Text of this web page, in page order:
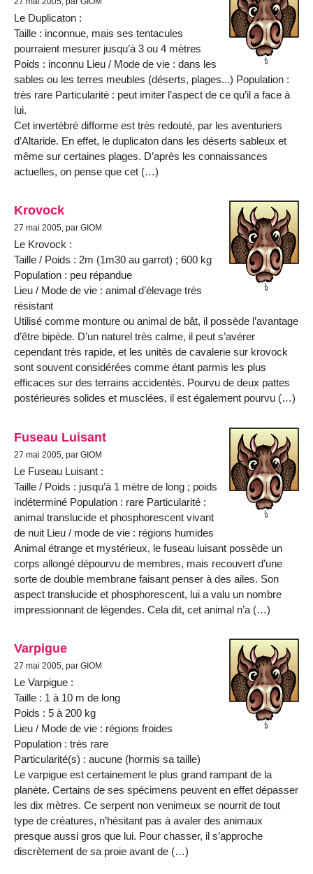
Le Duplicaton :
Taille : inconnue, mais ses tentacules
pourraient mesurer jusqu’à 3 ou 4 mètres
Poids : inconnu Lieu / Mode de vie : dans les
sables ou les terres meubles (déserts, plages...) Population :
très rare Particularité : peut imiter l’aspect de ce qu’il a face à
lui.
Cet invertébré difforme est très redouté, par les aventuriers
d’Altaride. En effet, le duplicaton dans les déserts sableux et
même sur certaines plages. D’après les connaissances
actuelles, on pense que cet (…)
Krovock
27 mai 2005, par GIOM
Le Krovock :
Taille / Poids : 2m (1m30 au garrot) ; 600 kg
Population : peu répandue
Lieu / Mode de vie : animal d’élevage très
résistant
Utilisé comme monture ou animal de bât, il possède l’avantage
d’être bipède. D’un naturel très calme, il peut s’avérer
cependant très rapide, et les unités de cavalerie sur krovock
sont souvent considérées comme étant parmis les plus
efficaces sur des terrains accidentés. Pourvu de deux pattes
postérieures solides et musclées, il est également pourvu (…)
Fuseau Luisant
27 mai 2005, par GIOM
Le Fuseau Luisant :
Taille / Poids : jusqu’à 1 mètre de long ; poids
indéterminé Population : rare Particularité :
animal translucide et phosphorescent vivant
de nuit Lieu / mode de vie : régions humides
Animal étrange et mystérieux, le fuseau luisant possède un
corps allongé dépourvu de membres, mais recouvert d’une
sorte de double membrane faisant penser à des ailes. Son
aspect translucide et phosphorescent, lui a valu un nombre
impressionnant de légendes. Cela dit, cet animal n’a (…)
Varpigue
27 mai 2005, par GIOM
Le Varpigue :
Taille : 1 à 10 m de long
Poids : 5 à 200 kg
Lieu / Mode de vie : régions froides
Population : très rare
Particularité(s) : aucune (hormis sa taille)
Le varpigue est certainement le plus grand rampant de la
planète. Certains de ses spécimens peuvent en effet dépasser
les dix mètres. Ce serpent non venimeux se nourrit de tout
type de créatures, n’hésitant pas à avaler des animaux
presque aussi gros que lui. Pour chasser, il s’approche
discrètement de sa proie avant de (…)